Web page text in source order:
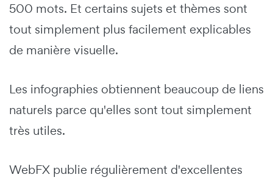
500 mots. Et certains sujets et thèmes sont
tout simplement plus facilement explicables
de manière visuelle.
Les infographies obtiennent beaucoup de liens
naturels parce qu'elles sont tout simplement
très utiles.
WebFX publie régulièrement d'excellentes